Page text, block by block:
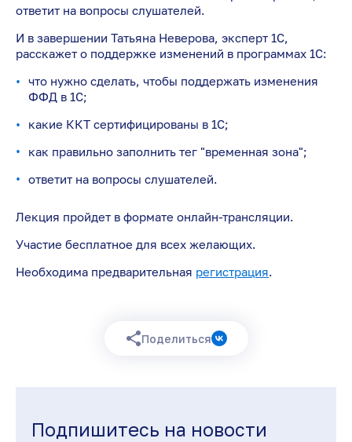
ответит на вопросы слушателей.
И в завершении Татьяна Неверова, эксперт 1С,
расскажет о поддержке изменений в программах 1С:
что нужно сделать, чтобы поддержать изменения
ФФД в 1С;
какие ККТ сертифицированы в 1С;
как правильно заполнить тег "временная зона";
ответит на вопросы слушателей.
Лекция пройдет в формате онлайн-трансляции.
Участие бесплатное для всех желающих.
Необходима предварительная регистрация.
Поделиться
Подпишитесь на новости